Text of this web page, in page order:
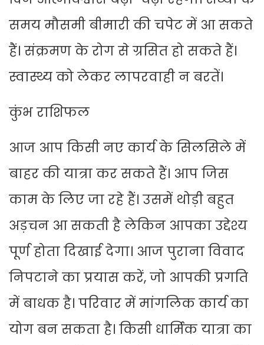
समय मौसमी बीमारी की चपेट में आ सकते
हैं। संक्रमण के रोग से ग्रसित हो सकते हैं।
स्वास्थ्य को लेकर लापरवाही न बरतें।
कुंभ राशिफल
आज आप किसी नए कार्य के सिलसिले में
बाहर की यात्रा कर सकते हैं। आप जिस
काम के लिए जा रहे हैं। उसमें थोड़ी बहुत
अड़चन आ सकती है लेकिन आपका उद्देश्य
पूर्ण होता दिखाई देगा। आज पुराना विवाद
निपटाने का प्रयास करें, जो आपकी प्रगति
में बाधक है। परिवार में मांगलिक कार्य का
योग बन सकता है। किसी धार्मिक यात्रा का